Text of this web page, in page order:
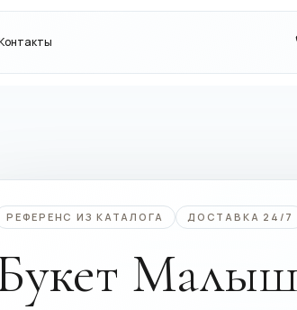
РЕФЕРЕНС ИЗ КАТАЛОГА ДОСТАВКА 24/7
Малыш